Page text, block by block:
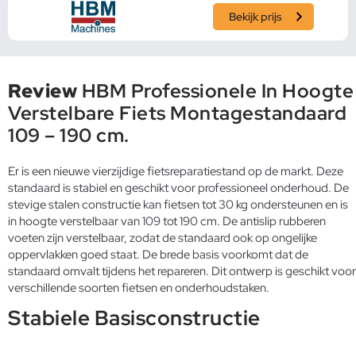
Bekijk prijs
Review HBM Professionele In Hoogte
Verstelbare Fiets Montagestandaard
109 – 190 cm.
Er is een nieuwe vierzijdige fietsreparatiestand op de markt. Deze
standaard is stabiel en geschikt voor professioneel onderhoud. De
stevige stalen constructie kan fietsen tot 30 kg ondersteunen en is
in hoogte verstelbaar van 109 tot 190 cm. De antislip rubberen
voeten zijn verstelbaar, zodat de standaard ook op ongelijke
oppervlakken goed staat. De brede basis voorkomt dat de
standaard omvalt tijdens het repareren. Dit ontwerp is geschikt voor
verschillende soorten fietsen en onderhoudstaken.
Stabiele Basisconstructie